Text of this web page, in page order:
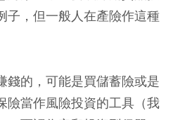
子，但一般人在產險作這種
錢的，可能是買儲蓄險或是
險當作風險投資的工具（我